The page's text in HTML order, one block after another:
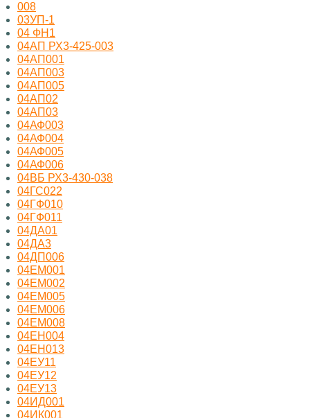
008
03УП-1
04 ФН1
04АП РХ3-425-003
04АП001
04АП003
04АП005
04АП02
04АП03
04АФ003
04АФ004
04АФ005
04АФ006
04ВБ РХ3-430-038
04ГС022
04ГФ010
04ГФ011
04ДА01
04ДА3
04ДП006
04ЕМ001
04ЕМ002
04ЕМ005
04ЕМ006
04ЕМ008
04ЕН004
04ЕН013
04ЕУ11
04ЕУ12
04ЕУ13
04ИД001
04ИК001